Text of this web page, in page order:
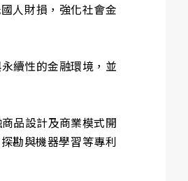
人財損，強化社會金
續性的金融環境，並
品設計及商業模式開
勘與機器學習等專利